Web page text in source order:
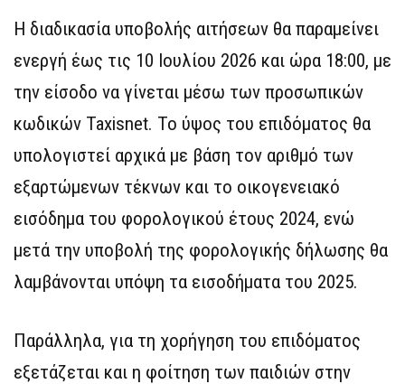
Η διαδικασία υποβολής αιτήσεων θα παραμείνει
ενεργή έως τις 10 Ιουλίου 2026 και ώρα 18:00, με
την είσοδο να γίνεται μέσω των προσωπικών
κωδικών Taxisnet. Το ύψος του επιδόματος θα
υπολογιστεί αρχικά με βάση τον αριθμό των
εξαρτώμενων τέκνων και το οικογενειακό
εισόδημα του φορολογικού έτους 2024, ενώ
μετά την υποβολή της φορολογικής δήλωσης θα
λαμβάνονται υπόψη τα εισοδήματα του 2025.
Παράλληλα, για τη χορήγηση του επιδόματος
εξετάζεται και η φοίτηση των παιδιών στην